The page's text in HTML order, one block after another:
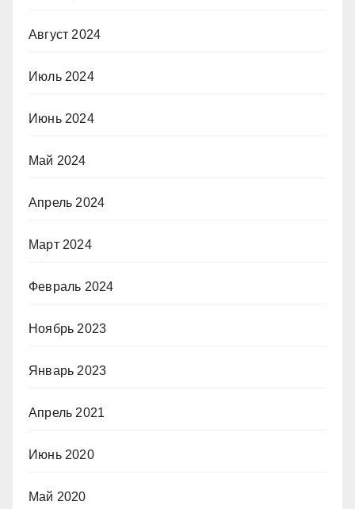
Август 2024
Июль 2024
Июнь 2024
Май 2024
Апрель 2024
Март 2024
Февраль 2024
Ноябрь 2023
Январь 2023
Апрель 2021
Июнь 2020
Май 2020